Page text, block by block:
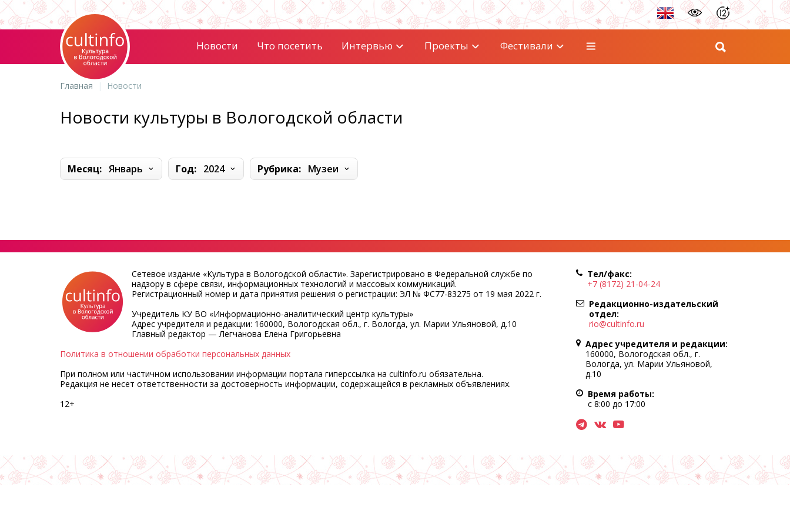
Новости Что посетить Интервью Проекты Фестивали
Главная Новости
Новости культуры в Вологодской области
Месяц: Январь Год: 2024 Рубрика: Музеи
Сетевое издание «Культура в Вологодской области». Зарегистрировано в Федеральной службе по
надзору в сфере связи, информационных технологий и массовых коммуникаций.
Регистрационный номер и дата принятия решения о регистрации: ЭЛ № ФС77-83275 от 19 мая 2022 г.
Учредитель КУ ВО «Информационно-аналитический центр культуры»
Адрес учредителя и редакции: 160000, Вологодская обл., г. Вологда, ул. Марии Ульяновой, д.10
Главный редактор — Легчанова Елена Григорьевна
Политика в отношении обработки персональных данных
При полном или частичном использовании информации портала гиперссылка на cultinfo.ru обязательна.
Редакция не несет ответственности за достоверность информации, содержащейся в рекламных объявлениях.
12+
Тел/факс:
+7 (8172) 21-04-24
Редакционно-издательский
отдел:
rio@cultinfo.ru
Адрес учредителя и редакции:
160000, Вологодская обл., г.
Вологда, ул. Марии Ульяновой,
д.10
Время работы:
с 8:00 до 17:00